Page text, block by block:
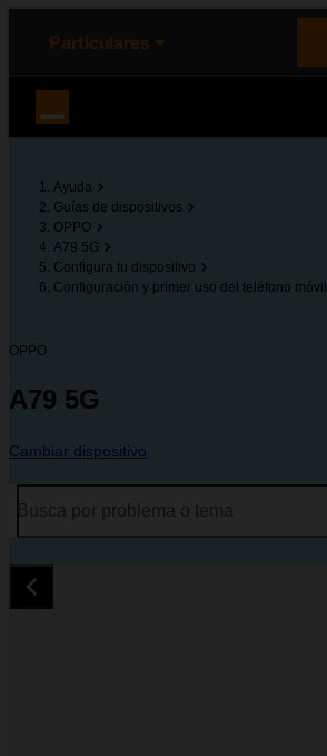
principal
la página
Particulares
Ayuda
Guías de dispositivos
OPPO
A79 5G
Configura tu dispositivo
Configuración y primer uso del teléfono móvil
OPPO
A79 5G
Cambiar dispositivo